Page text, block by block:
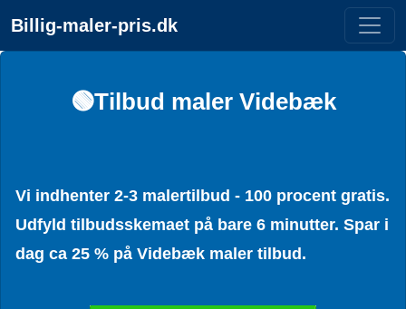
Billig-maler-pris.dk
🟢Tilbud maler Videbæk
Vi indhenter 2-3 malertilbud - 100 procent gratis.
Udfyld tilbudsskemaet på bare 6 minutter. Spar i
dag ca 25 % på Videbæk maler tilbud.